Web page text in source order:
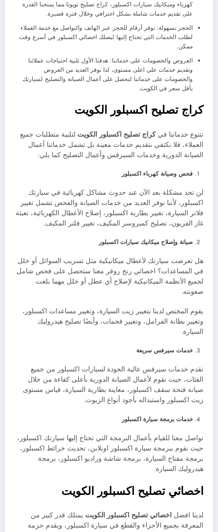
كهرباء وميكانيك سيارات اكسبلور، كراج تصليح تويوتا مما يمنحنا القدرة
على تقديم خدمات شاملة بشكل احترافي وخلال فترة قصيرة.
الحجز بسهولة: نوفر أرقام للحجز عبر الهاتف والتواصل مع خدمة العملاء
لطلب الخدمات التي تحتاج إليها ليصلك اخصائي اكسبلور في أسرع وقت
ممكن.
العروض والخصومات على خدماتنا: هدفنا الأول تلبية احتياجات عملائنا
وتقديم خدمات على اعلى مستوى، لذا نوفر العديد من العروض
والخصومات على خدماتنا لتحصل على أعمال الصيانة والتصليح لسيارتك
بأقل سعر في الكويت.
كراج تصليح اكسبلور الكويت
تتنوع خدماتنا فيكراج تصليح اكسبلور الكويت لتلبية متطلبات جميع
العملاء، فلا نكتفي بتقديم خدمات معينة بل تشمل خدماتنا أعمال
الصيانة الدورية وخدمات السيرفس وأعمال التصليح كما يلي:
فحص وصيانة كهرباء اكسبلور
لن تجد مشكلة بعد الآن عند حدوث مشاكل كهربائية في سيارتك
اكسبلور، لأننا نوفر العديد من خدمات الصيانة والفحص تشمل تغيير
فلاتر السيارة، تغيير بطارية اكسبلور، إصلاح الأعطال الكهربائية، تعبئة
غاز الفريون، تصليح كمبروسر المكيف، تغيير فلتر المكيف.
صيانة وإصلاح ميكانيك سيارات اكسبلور
هل تعرضت سيارتك لأعطال ميكانيكية مثل تسريب السوائل أو خلل
في المساعدات؟ اخصائي رنج روفر معنا ستحصل على فحص شامل
لجميع الأنظمة الميكانيكية لإصلاح أي عطل أو خلل مهما بلغت
صعوبته.
يقوم المختص لدينا بتغيير زيت السيارة، وتغيير مساعدات اكسبلور،
وتغيير بطانة الفرامل، وتغيير فحمات، وأيضًا تصليح هيدروليك
السيارة.
خدمات سيرفس سريعة
نقدم خدمات سيرفس عالية الجودة لسيارات اكسبلور من جميع
الفئات، حيث نقوم لأعمال الصيانة الدورية بأعلى كفاءة من خلال
صيانة فتحة سقف اكسبلور، معاينة بطارية السيارة، قياس مستوى
زيت اكسبلور واستبداله بأجود أنواع الزيوت.
خدمات برمجة سيارة اكسبلور
تواصل معنا للقيام بأعمال البرمجة التي تحتاج إليها سيارتك اكسبلور،
حيث نقوم ببرمجة سيارة اكسبلور اونلاين، تحديث خرائط اكسبلور،
برمجة مفتاح السيارة، برمجة شاشة وراديو اكسبلور، برمجة
هيدروليك السيارة.
اخصائي تصليح اكسبلور الكويت
لدينا افضل اخصائي تصليح اكسبلور الكويت يمتلك قدر كبير من
المعرفة بجميع الأجزاء والقطع في سيارة اكسبلور، ويقدم حزمة